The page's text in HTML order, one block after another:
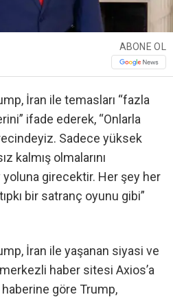
ABONE OL
İran ile temasları “fazla
ifade ederek, “Onlarla
Sadece yüksek
kalmış olmalarını
girecektir. Her şey her
bir satranç oyunu gibi”
İran ile yaşanan siyasi ve
haber sitesi Axios’a
göre Trump,